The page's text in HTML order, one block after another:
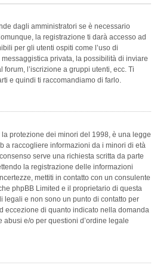
dagli amministratori se è necessario
la registrazione ti darà accesso ad
per gli utenti ospiti come l’uso di
privata, la possibilità di inviare
l’iscrizione a gruppi utenti, ecc. Ti
e quindi ti raccomandiamo di farlo.
protezione dei minori del 1998, è una legge
a raccogliere informazioni da i minori di età
serve una richiesta scritta da parte
la registrazione delle informazioni
mettiti in contatto con un consulente
phpBB Limited e il proprietario di questa
legali e non sono un punto di contatto per
eccezione di quanto indicato nella domanda
abusi e/o per questioni d’ordine legale